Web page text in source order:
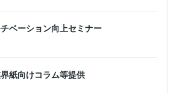
ベーション向上セミナー
紙向けコラム等提供